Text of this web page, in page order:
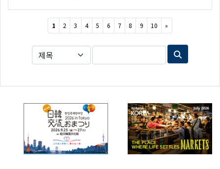
1 2 3 4 5 6 7 8 9 10 »